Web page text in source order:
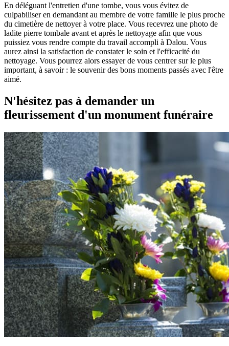
En déléguant l'entretien d'une tombe, vous vous évitez de
culpabiliser en demandant au membre de votre famille le plus proche
du cimetière de nettoyer à votre place. Vous recevrez une photo de
ladite pierre tombale avant et après le nettoyage afin que vous
puissiez vous rendre compte du travail accompli à Dalou. Vous
aurez ainsi la satisfaction de constater le soin et l'efficacité du
nettoyage. Vous pourrez alors essayer de vous centrer sur le plus
important, à savoir : le souvenir des bons moments passés avec l'être
aimé.
N'hésitez pas à demander un
fleurissement d'un monument funéraire